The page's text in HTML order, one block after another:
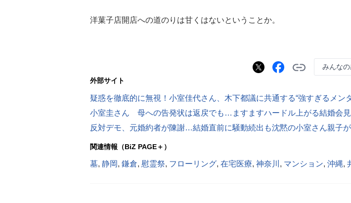
洋菓子店開店への道のりは甘くはないということか。
みんな
外部サイト
疑惑を徹底的に無視！小室佳代さん、木下都議に共通する“強すぎるメン
反対デモ、元婚約者が陳謝…結婚直前に騒動続出も沈黙の小室さん親子
関連情報（BiZ PAGE＋）
墓, 静岡, 鎌倉, 慰霊祭, フローリング, 在宅医療, 神奈川 , マンション, 沖縄,